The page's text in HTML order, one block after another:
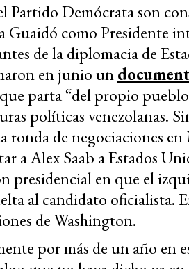
Partido Demócrata son
Guaidó como Presidente
de la diplomacia de
en junio un
parta “del propio
políticas venezolanas.
ronda de negociaciones
a Alex Saab a Estados
presidencial en que el
al candidato oficialista.
de Washington.
por más de un año en